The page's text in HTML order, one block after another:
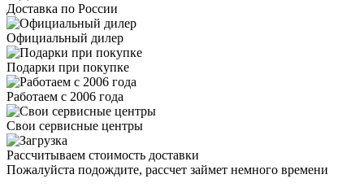
Доставка по России
Официальный дилер
Подарки при покупке
Работаем с 2006 года
Свои сервисные центры
Рассчитываем стоимость доставки
Пожалуйста подождите, рассчет займет немного времени